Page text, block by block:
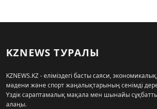
KZNEWS ТУРАЛЫ
KZNEWS.KZ - еліміздегі басты саяси,
мәдени және спорт жаңалықтарының сенімді
Үздік сараптамалық мақала мен шынайы
алаңы.